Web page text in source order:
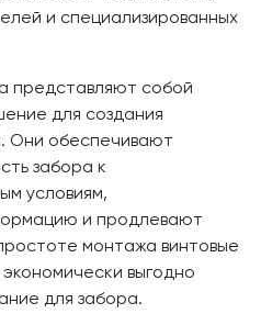
и специализированных
представляют собой
для создания
Они обеспечивают
забора к
условиям,
и продлевают
монтажа винтовые
выгодно
для забора.